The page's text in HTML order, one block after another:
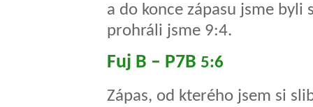
a do konce zápasu jsme byli
prohráli jsme 9:4.
Fuj B – P7B 5:6
Zápas, od kterého jsem si